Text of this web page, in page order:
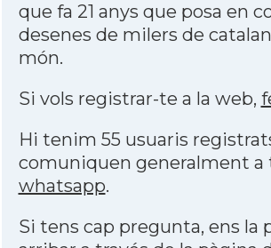
que fa 21 anys que posa en
desenes de milers de
món.
Si vols registrar-te a la web,
Hi tenim 55 usuaris
comuniquen generalment a
whatsapp.
Si tens cap pregunta, ens la